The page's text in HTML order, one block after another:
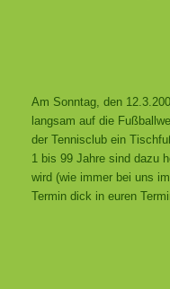
Am Sonntag, den
langsam auf die
der Tennisclub ein
1 bis 99 Jahre sind dazu
wird (wie immer bei uns
Termin dick in euren